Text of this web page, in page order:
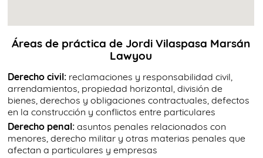
Áreas de práctica de Jordi Vilaspasa Marsán
Lawyou
Derecho civil: reclamaciones y responsabilidad civil,
arrendamientos, propiedad horizontal, división de
bienes, derechos y obligaciones contractuales, defectos
en la construcción y conflictos entre particulares
Derecho penal: asuntos penales relacionados con
menores, derecho militar y otras materias penales que
afectan a particulares y empresas